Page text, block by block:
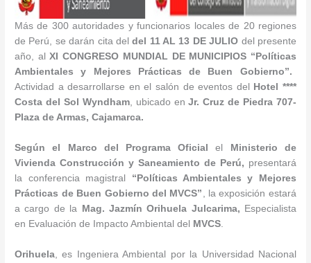
Más de 300 autoridades y funcionarios locales de 20 regiones
de Perú, se darán cita deldel 11 AL 13 DE JULIO del presente
año, alXI CONGRESO MUNDIAL DE MUNICIPIOS “Políticas
Ambientales y Mejores Prácticas de Buen Gobierno”.
Actividad a desarrollarse en el salón de eventos del
Hotel ****
Costa del Sol Wyndham, ubicado en Jr. Cruz de Piedra 707-
Plaza de Armas, Cajamarca.
Según el Marco del Programa Oficialel
Ministerio de
Vivienda Construcción y Saneamiento de Perú, presentará
la conferencia magistral “Políticas Ambientales y Mejores
Prácticas de Buen Gobierno del MVCS” , la exposición estará
a cargo de la
Mag. Jazmín Orihuela Julcarima, Especialista
en Evaluación de Impacto Ambiental del
MVCS
Orihuela , es Ingeniera Ambiental por la Universidad Nacional